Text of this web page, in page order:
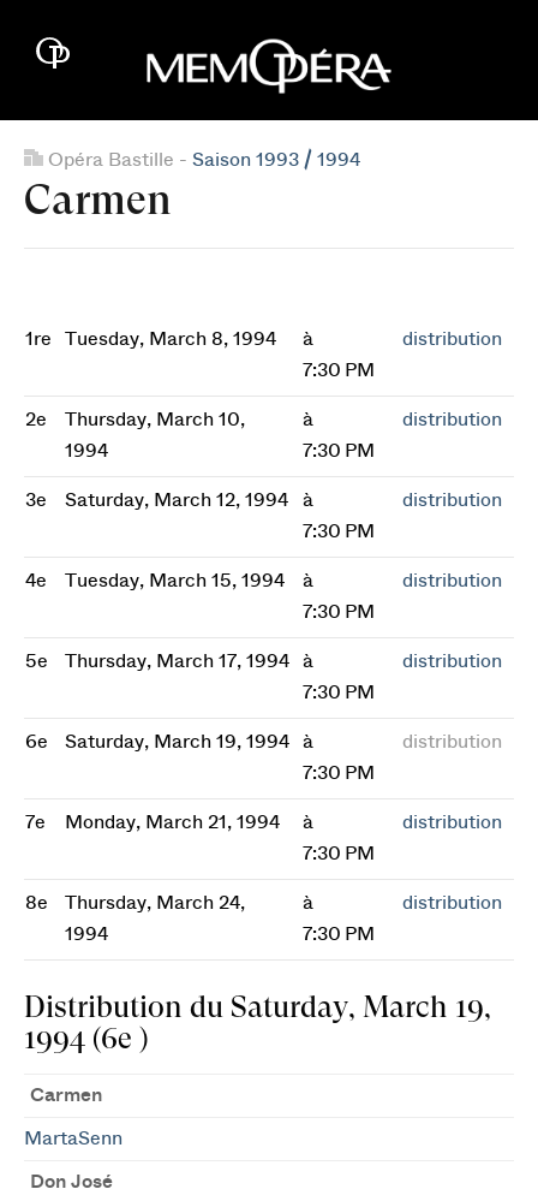
Opéra Bastille - Saison 1993 / 1994
Carmen
1re Tuesday, March 8, 1994
à
7:30 PM
distribution
2e
Thursday, March 10,
1994
à
7:30 PM
distribution
3e Saturday, March 12, 1994
à
7:30 PM
distribution
4e Tuesday, March 15, 1994
à
7:30 PM
distribution
5e Thursday, March 17, 1994
à
7:30 PM
distribution
6e Saturday, March 19, 1994
à
7:30 PM
distribution
7e Monday, March 21, 1994
à
7:30 PM
distribution
8e
Thursday, March 24,
1994
à
7:30 PM
distribution
Distribution du Saturday, March 19,
1994 (6e )
Carmen
MartaSenn
Don José